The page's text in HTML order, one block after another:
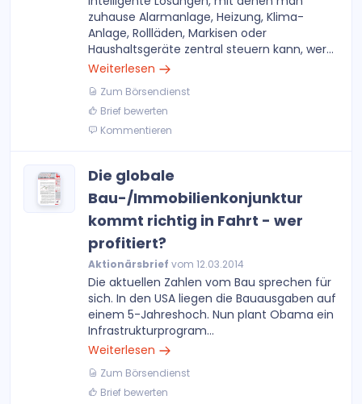
zuhause Alarmanlage, Heizung, Klima-
Anlage, Rollläden, Markisen oder
Haushaltsgeräte zentral steuern kann, wer...
Weiterlesen
Zum Börsendienst
Brief bewerten
Kommentieren
Die globale
Bau-/Immobilienkonjunktur
kommt richtig in Fahrt - wer
profitiert?
Aktionärsbrief vom 12.03.2014
Die aktuellen Zahlen vom Bau sprechen für
sich. In den USA liegen die Bauausgaben auf
einem 5-Jahreshoch. Nun plant Obama ein
Infrastrukturprogram...
Weiterlesen
Zum Börsendienst
Brief bewerten